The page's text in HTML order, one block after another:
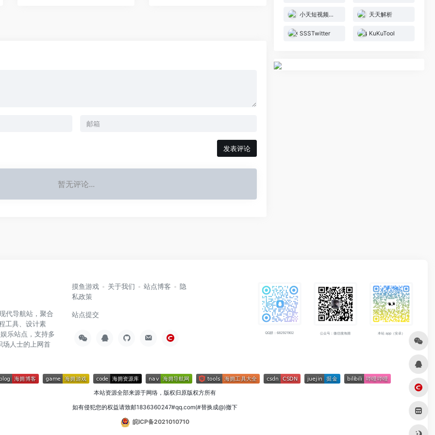
发表评论
暂无评论...
小天短视频在线工具 天天解析
SSSTwitter KuKuTool
代导航站，聚合
工具、设计素
乐站点，支持多
场人士的上网首
摸鱼游戏 关于我们 站点博客
隐
私政策
站点提交
QQ群：682921902 公众号：微信搜海拥 本站 app（安卓）
本站资源全部来源于网络，版权归原版权方所有
如有侵犯您的权益请致邮1836360247#qq.com(#替换成@)撤下
皖ICP备2021010710